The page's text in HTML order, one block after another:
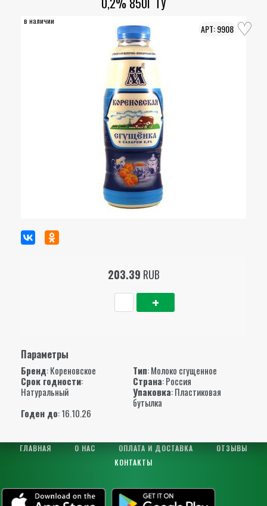
в наличии
9908
203.39 RUB
Параметры
Бренд:Кореновское Тип: Молоко сгущенное
Срок годности:
Натуральный
Страна: Россия
Упаковка: Пластиковая
бутылка
Годен до: 16.10.26
ГЛАВНАЯ О НАС ОПЛАТА И ДОСТАВКА
ОТЗЫВЫ
КОНТАКТЫ